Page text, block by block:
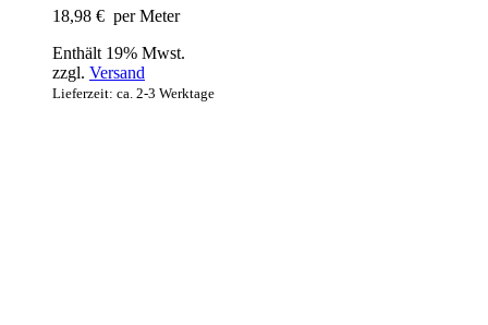
18,98 € per Meter
Enthält 19% Mwst.
zzgl. Versand
Lieferzeit: ca. 2-3 Werktage